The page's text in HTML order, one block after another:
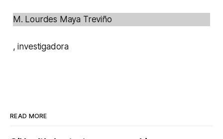
M. Lourdes Maya Treviño
, investigadora
READ MORE